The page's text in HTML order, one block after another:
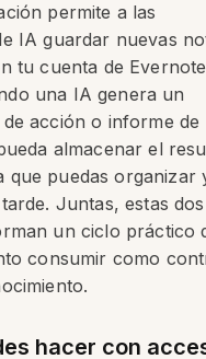
permite a las
IA guardar nuevas
tu cuenta de
una IA genera un
acción o informe de
almacenar el
que puedas organizar
Juntas, estas dos
un ciclo práctico
consumir como
hacer con